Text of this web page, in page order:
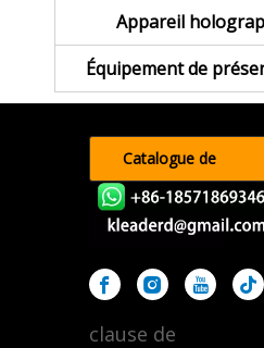
Appareil
Équipement de
Catalogue de
produits
clause de